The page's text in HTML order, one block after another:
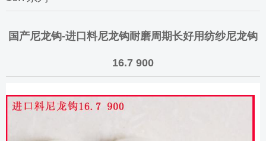
国产尼龙钩-进口料尼龙钩耐磨周期长好用纺纱尼龙钩
16.7 900